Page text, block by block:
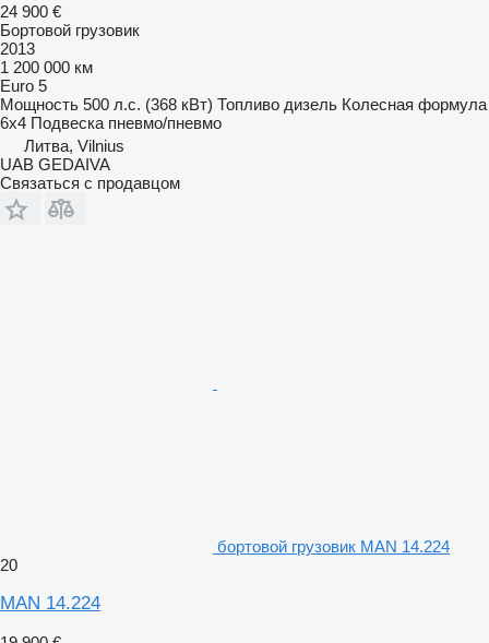
24 900 €
Бортовой грузовик
2013
1 200 000 км
Euro 5
Мощность 500 л.с. (368 кВт) Топливо дизель Колесная формула
6x4 Подвеска пневмо/пневмо
Литва, Vilnius
UAB GEDAIVA
Связаться с продавцом
бортовой грузовик MAN 14.224
20
MAN 14.224